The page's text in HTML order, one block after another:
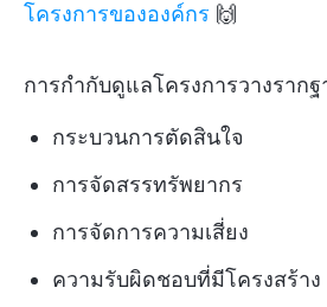
โครงการขององค์กร 🙌
การกำกับดูแลโครงการวางราก
กระบวนการตัดสินใจ
การจัดสรรทรัพยากร
การจัดการความเสี่ยง
ความรับผิดชอบที่มีโครงสร้าง